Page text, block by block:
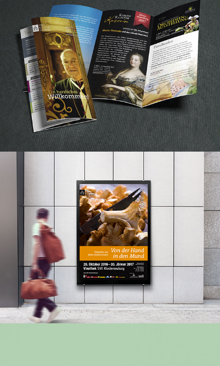
Stift Klosterneuburg Folder
Stift Klosterneuburg
Veranstaltungsplakate